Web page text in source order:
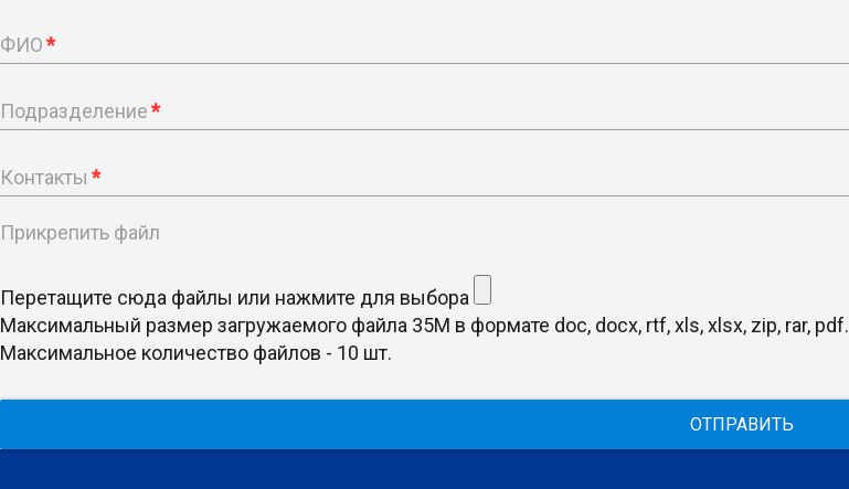
ФИО*
Подразделение*
Контакты *
Прикрепить файл
Перетащите сюда файлы или нажмите для выбора
Максимальный размер загружаемого файла 35M в формате doc, docx, rtf, xls, xlsx, zip, rar, pdf.
Максимальное количество файлов - 10 шт.
ОТПРАВИТЬ